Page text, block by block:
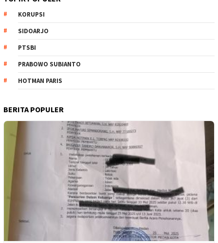
KORUPSI
SIDOARJO
PTSBI
PRABOWO SUBIANTO
HOTMAN PARIS
BERITA POPULER